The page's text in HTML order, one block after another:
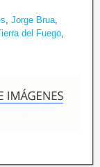
, Jorge Brua,
del Fuego,